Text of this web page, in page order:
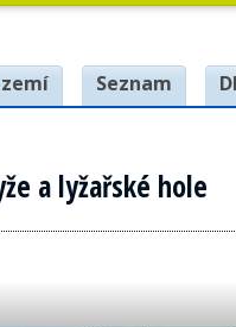
Seznam
a lyžařské hole